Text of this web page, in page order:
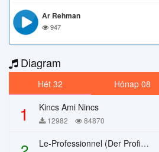
Ar Rehman
947
Diagram
Hét 32 Hónap 08
1 Kincs Ami Nincs
12982 84870
Le-Professionnel (Der Profi) – Chi Mai